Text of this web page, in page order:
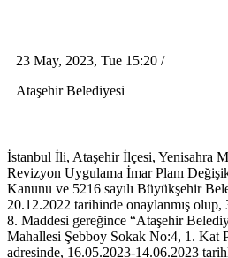
23 May, 2023, Tue 15:20 /
Ataşehir Belediyesi
İstanbul İli, Ataşehir İlçesi, Yenisahra
Revizyon Uygulama İmar Planı
Kanunu ve 5216 sayılı Büyükşehir
20.12.2022 tarihinde onaylanmış olup,
8. Maddesi gereğince “Ataşehir
Mahallesi Şebboy Sokak No:4, 1. Kat
adresinde, 16.05.2023-14.06.2023